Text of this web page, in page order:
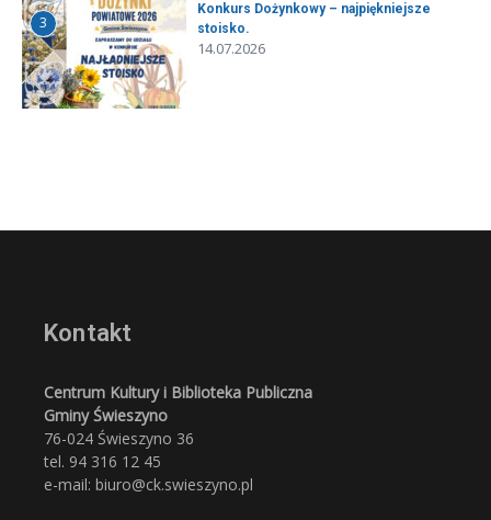
3
Konkurs Dożynkowy – najpiękniejsze
stoisko.
14.07.2026
Kontakt
Centrum Kultury i Biblioteka Publiczna
Gminy Świeszyno
76-024 Świeszyno 36
tel. 94 316 12 45
e-mail: biuro@ck.swieszyno.pl